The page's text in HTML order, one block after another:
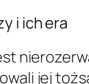
i ich era
jej